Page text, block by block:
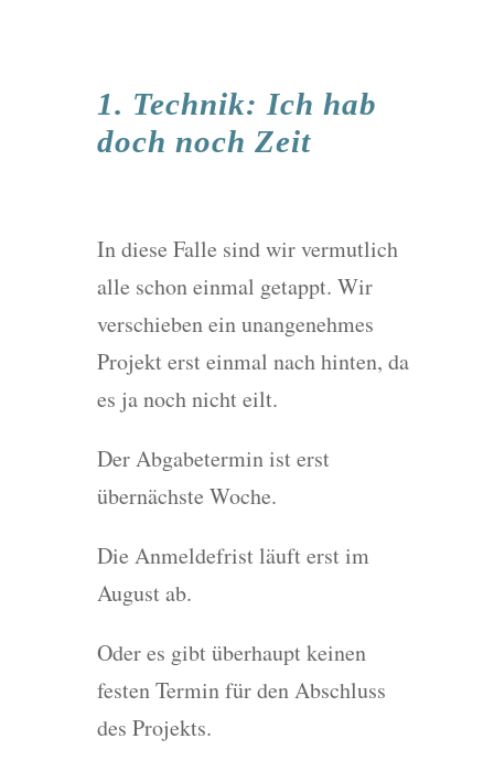
1. Technik: Ich hab
doch noch Zeit
In diese Falle sind wir vermutlich
alle schon einmal getappt. Wir
verschieben ein unangenehmes
Projekt erst einmal nach hinten, da
es ja noch nicht eilt.
Der Abgabetermin ist erst
übernächste Woche.
Die Anmeldefrist läuft erst im
August ab.
Oder es gibt überhaupt keinen
festen Termin für den Abschluss
des Projekts.